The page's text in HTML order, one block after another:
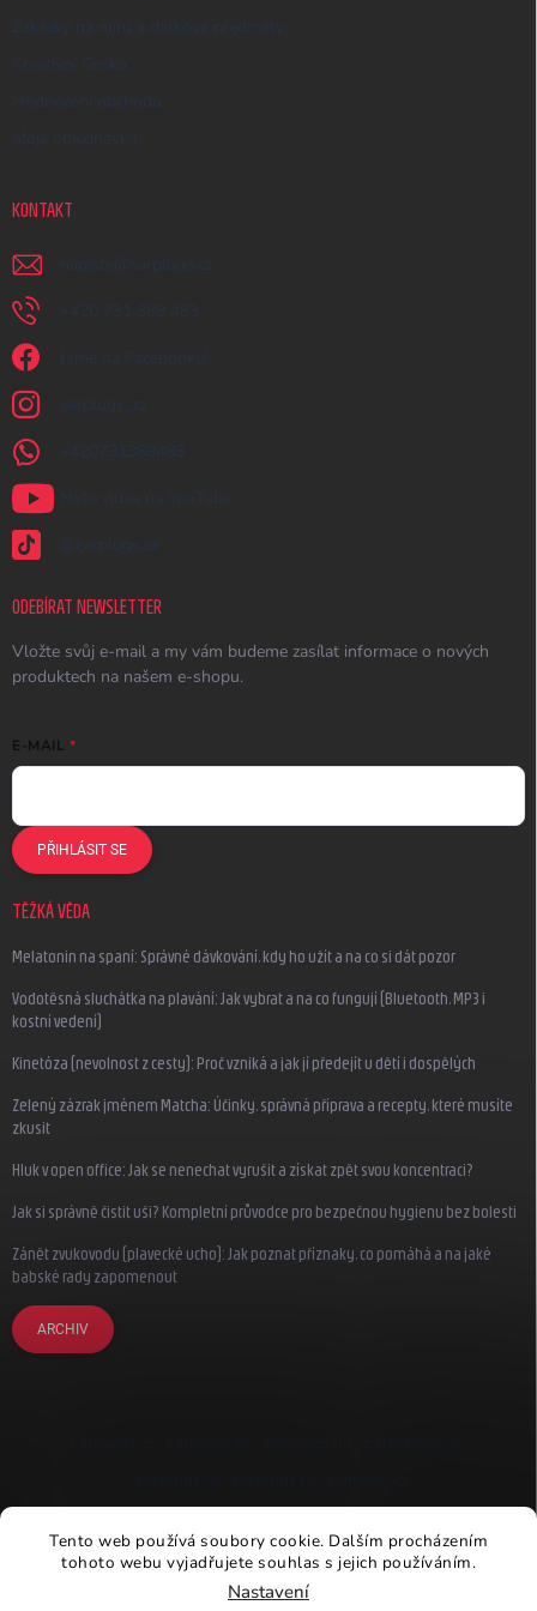
Tento web používá soubory cookie. Dalším procházením
tohoto webu vyjadřujete souhlas s jejich používáním.
Nastavení
Zakázky na míru a dárkové předměty
Kreativní Česko
Hodnocení obchodu
Moje objednávka
KONTAKT
napiste @ earplugs.cz
+420 731 389 483
Jsme na Facebooku!
earplugs_cz
+420731389483
Naše videa na YouTube
@earplugs.cz
ODEBÍRAT NEWSLETTER
Vložte svůj e-mail a my vám budeme zasílat informace o nových
produktech na našem e-shopu.
E-MAIL
PŘIHLÁSIT SE
TĚŽKÁ VĚDA
Melatonin na spaní: Správné dávkování, kdy ho užít a na co si dát pozor
Vodotěsná sluchátka na plavání: Jak vybrat a na co fungují (Bluetooth, MP3 i
kostní vedení)
Kinetóza (nevolnost z cesty): Proč vzniká a jak jí předejít u dětí i dospělých
Zelený zázrak jménem Matcha: Účinky, správná příprava a recepty, které musíte
zkusit
Hluk v open office: Jak se nenechat vyrušit a získat zpět svou koncentraci?
Jak si správně čistit uši? Kompletní průvodce pro bezpečnou hygienu bez bolesti
Zánět zvukovodu (plavecké ucho): Jak poznat příznaky, co pomáhá a na jaké
babské rady zapomenout
ARCHIV